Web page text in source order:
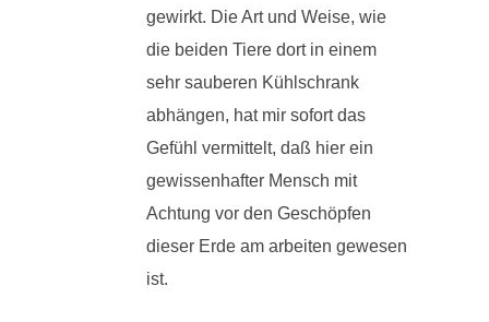
gewirkt. Die Art und Weise, wie
die beiden Tiere dort in einem
sehr sauberen Kühlschrank
abhängen, hat mir sofort das
Gefühl vermittelt, daß hier ein
gewissenhafter Mensch mit
Achtung vor den Geschöpfen
dieser Erde am arbeiten gewesen
ist.